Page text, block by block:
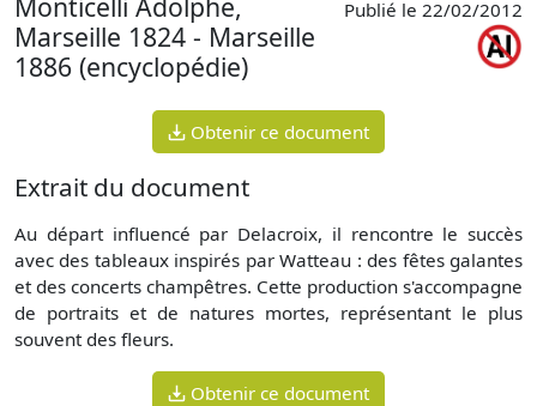
Marseille 1824 - Marseille
1886 (encyclopédie)
Publié le 22/02/2012
Obtenir ce document
Extrait du document
Au départ influencé par Delacroix, il rencontre le succès
avec des tableaux inspirés par Watteau : des fêtes galantes
et des concerts champêtres. Cette production s'accompagne
de portraits et de natures mortes, représentant le plus
souvent des fleurs.
Obtenir ce document